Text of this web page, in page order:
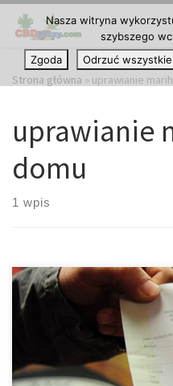
Przejdź do treści
Strona główna » uprawianie
uprawianie
domu
1 wpis
Zgodnie z nowymi
którzy uprawiają medyczną
represja. Nowe przepisy
wchodzą w życie 1
Nasza witryna
szybszego
Zgoda
Odrzuć